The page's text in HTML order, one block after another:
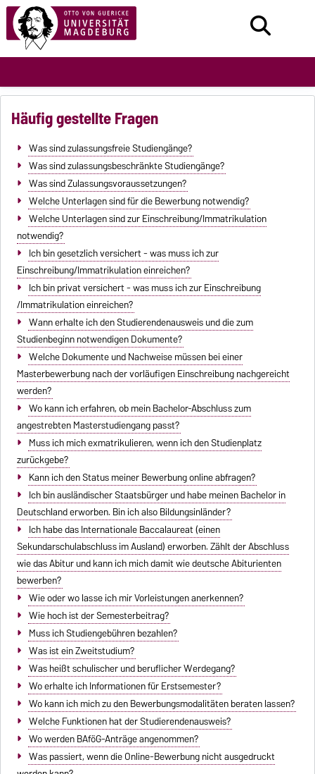
Häufig gestellte Fragen
Was sind zulassungsfreie Studiengänge?
Was sind zulassungsbeschränkte Studiengänge?
Was sind Zulassungsvoraussetzungen?
Welche Unterlagen sind für die Bewerbung notwendig?
Welche Unterlagen sind zur Einschreibung/Immatrikulation
notwendig?
Ich bin gesetzlich versichert - was muss ich zur
Einschreibung/Immatrikulation einreichen?
Ich bin privat versichert - was muss ich zur Einschreibung
/Immatrikulation einreichen?
Wann erhalte ich den Studierendenausweis und die zum
Studienbeginn notwendigen Dokumente?
Welche Dokumente und Nachweise müssen bei einer
Masterbewerbung nach der vorläufigen Einschreibung nachgereicht
werden?
Wo kann ich erfahren, ob mein Bachelor-Abschluss zum
angestrebten Masterstudiengang passt?
Muss ich mich exmatrikulieren, wenn ich den Studienplatz
zurückgebe?
Kann ich den Status meiner Bewerbung online abfragen?
Ich bin ausländischer Staatsbürger und habe meinen Bachelor in
Deutschland erworben. Bin ich also Bildungsinländer?
Ich habe das Internationale Baccalaureat (einen
Sekundarschulabschluss im Ausland) erworben. Zählt der Abschluss
wie das Abitur und kann ich mich damit wie deutsche Abiturienten
bewerben?
Wie oder wo lasse ich mir Vorleistungen anerkennen?
Wie hoch ist der Semesterbeitrag?
Muss ich Studiengebühren bezahlen?
Was ist ein Zweitstudium?
Was heißt schulischer und beruflicher Werdegang?
Wo erhalte ich Informationen für Erstsemester?
Wo kann ich mich zu den Bewerbungsmodalitäten beraten lassen?
Welche Funktionen hat der Studierendenausweis?
Wo werden BAföG-Anträge angenommen?
Was passiert, wenn die Online-Bewerbung nicht ausgedruckt